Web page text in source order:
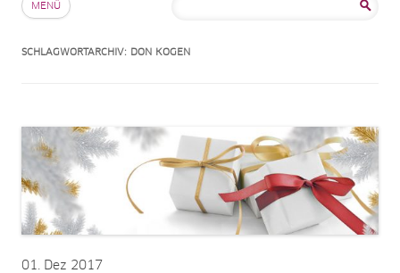
MENÜ
SCHLAGWORTARCHIV: DON KOGEN
01 Dez 2017